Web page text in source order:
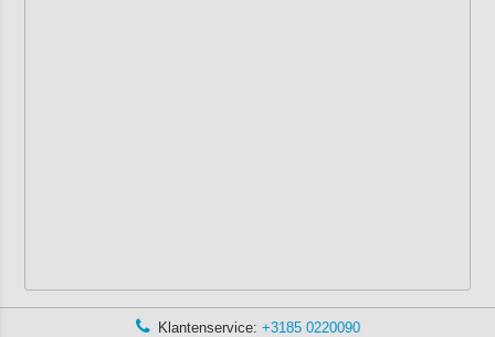
Klantenservice: +3185 0220090